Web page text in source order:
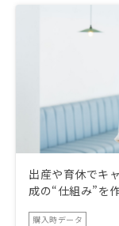
出産や育休でキ
成の“仕組み”を
購入時データ